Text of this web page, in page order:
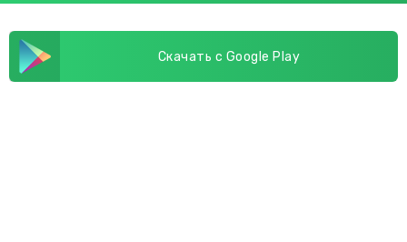
Скачать с Google Play